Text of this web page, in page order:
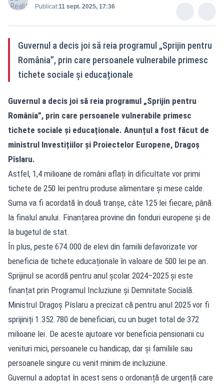
Publicat:11 sept. 2025, 17:36
Guvernul a decis joi să reia programul „Sprijin pentru
România”, prin care persoanele vulnerabile primesc
tichete sociale și educaționale
Guvernul a decis joi să reia programul „Sprijin pentru
România”, prin care persoanele vulnerabile primesc
tichete sociale și educaționale. Anunțul a fost făcut de
ministrul Investițiilor și Proiectelor Europene, Dragoș
Pîslaru.
Astfel, 1,4 milioane de români aflați în dificultate vor primi
tichete de 250 lei pentru produse alimentare și mese calde.
Suma va fi acordată în două tranșe, câte 125 lei fiecare, până
la finalul anului. Finanțarea provine din fonduri europene și de
la bugetul de stat.
În plus, peste 674.000 de elevi din familii defavorizate vor
beneficia de tichete educaționale în valoare de 500 lei pe an.
Sprijinul se acordă pentru anul școlar 2024–2025 și este
finanțat prin Programul Incluziune și Demnitate Socială.
Ministrul Dragoș Pîslaru a precizat că pentru anul 2025 vor fi
sprijiniți 1.352.780 de beneficiari, cu un buget total de 372
milioane lei. De aceste ajutoare vor beneficia pensionarii cu
venituri mici, persoanele cu handicap, dar și familiile sau
persoanele singure cu venit minim de incluziune.
Guvernul a adoptat în acest sens o ordonanță de urgență care